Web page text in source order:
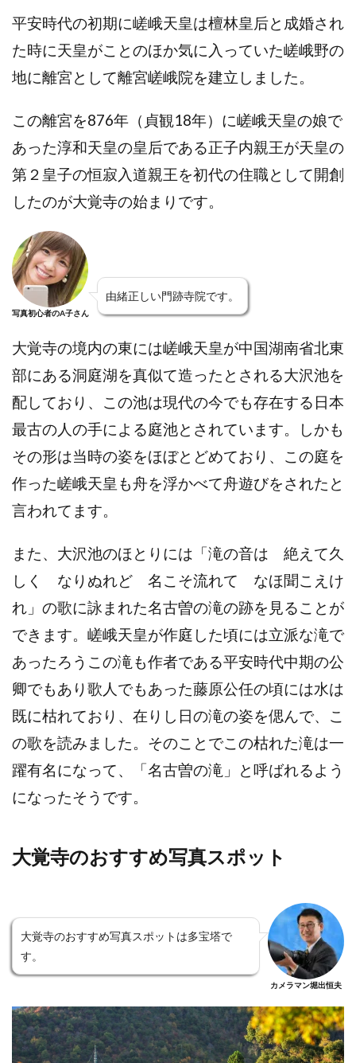
平安時代の初期に嵯峨天皇は檀林皇后と成婚され
た時に天皇がことのほか気に入っていた嵯峨野の
地に離宮として離宮嵯峨院を建立しました。
この離宮を876年（貞観18年）に嵯峨天皇の娘で
あった淳和天皇の皇后である正子内親王が天皇の
第２皇子の恒寂入道親王を初代の住職として開創
したのが大覚寺の始まりです。
写真初心者のA子さん
由緒正しい門跡寺院です。
大覚寺の境内の東には嵯峨天皇が中国湖南省北東
部にある洞庭湖を真似て造ったとされる大沢池を
配しており、この池は現代の今でも存在する日本
最古の人の手による庭池とされています。しかも
その形は当時の姿をほぼとどめており、この庭を
作った嵯峨天皇も舟を浮かべて舟遊びをされたと
言われてます。
また、大沢池のほとりには「滝の音は 絶えて久
しく なりぬれど 名こそ流れて なほ聞こえけ
れ」の歌に詠まれた名古曽の滝の跡を見ることが
できます。嵯峨天皇が作庭した頃には立派な滝で
あったろうこの滝も作者である平安時代中期の公
卿でもあり歌人でもあった藤原公任の頃には水は
既に枯れており、在りし日の滝の姿を偲んで、こ
の歌を読みました。そのことでこの枯れた滝は一
躍有名になって、「名古曽の滝」と呼ばれるよう
になったそうです。
大覚寺のおすすめ写真スポット
大覚寺のおすすめ写真スポットは多宝塔で
す。
カメラマン堀出恒夫